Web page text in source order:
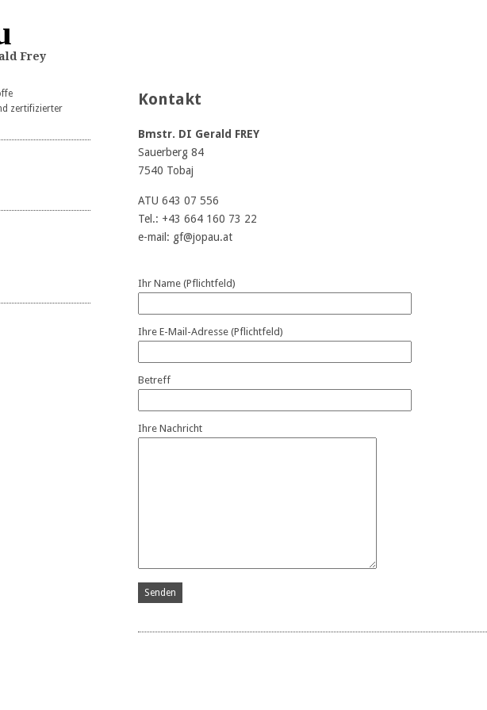
Frey
zertifizierter
Kontakt
Bmstr. DI Gerald FREY
Sauerberg 84
7540 Tobaj
ATU 643 07 556
Tel.: +43 664 160 73 22
e-mail: gf@jopau.at
Ihr Name (Pflichtfeld)
Ihre E-Mail-Adresse (Pflichtfeld)
Betreff
Ihre Nachricht